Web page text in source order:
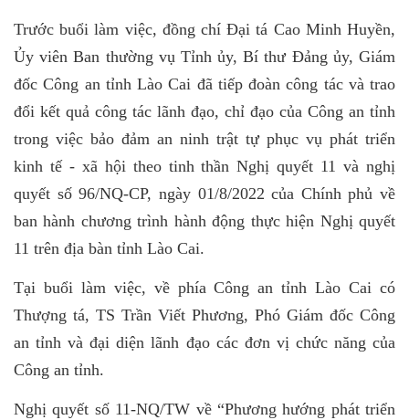
Trước buổi làm việc, đồng chí Đại tá Cao Minh Huyền,
Ủy viên Ban thường vụ Tỉnh ủy, Bí thư Đảng ủy, Giám
đốc Công an tỉnh Lào Cai đã tiếp đoàn công tác và trao
đổi kết quả công tác lãnh đạo, chỉ đạo của Công an tỉnh
trong việc bảo đảm an ninh trật tự phục vụ phát triển
kinh tế - xã hội theo tinh thần Nghị quyết 11 và nghị
quyết số 96/NQ-CP, ngày 01/8/2022 của Chính phủ về
ban hành chương trình hành động thực hiện Nghị quyết
11 trên địa bàn tỉnh Lào Cai.
Tại buổi làm việc, về phía Công an tỉnh Lào Cai có
Thượng tá, TS Trần Viết Phương, Phó Giám đốc Công
an tỉnh và đại diện lãnh đạo các đơn vị chức năng của
Công an tỉnh.
Nghị quyết số 11-NQ/TW về “Phương hướng phát triển